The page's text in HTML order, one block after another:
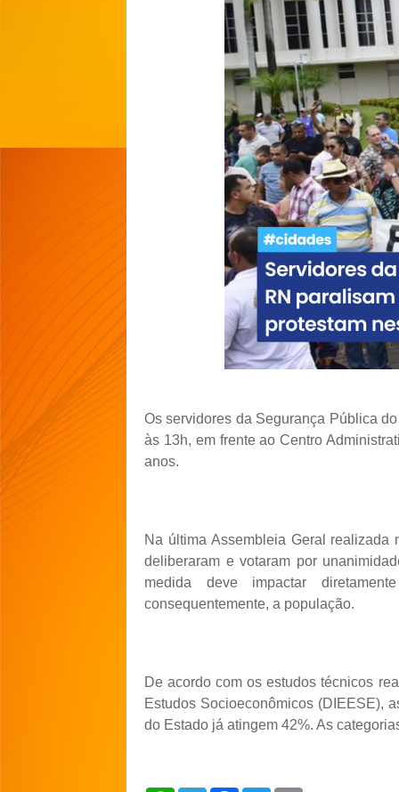
Os servidores da Segurança Pública
às 13h, em frente ao Centro
anos.
Na última Assembleia Geral
deliberaram e votaram por
medida deve impactar
consequentemente, a população.
De acordo com os estudos técnicos
Estudos Socioeconômicos (DIEESE),
do Estado já atingem 42%. As